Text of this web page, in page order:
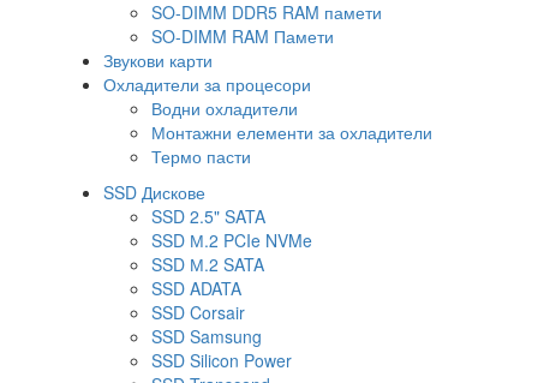
SO-DIMM DDR5 RAM памети
SO-DIMM RAM Памети
Звукови карти
Охладители за процесори
Водни охладители
Монтажни елементи за охладители
Термо пасти
SSD Дискове
SSD 2.5" SATA
SSD М.2 PCIe NVMe
SSD М.2 SATA
SSD ADATA
SSD Corsair
SSD Samsung
SSD Silicon Power